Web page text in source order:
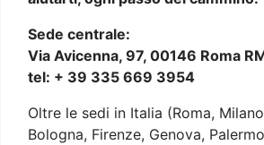
Sede centrale:
Via Avicenna, 97, 00146 Roma
tel: + 39 335 669 3954
Oltre le sedi in Italia (Roma,
Bologna, Firenze, Genova,